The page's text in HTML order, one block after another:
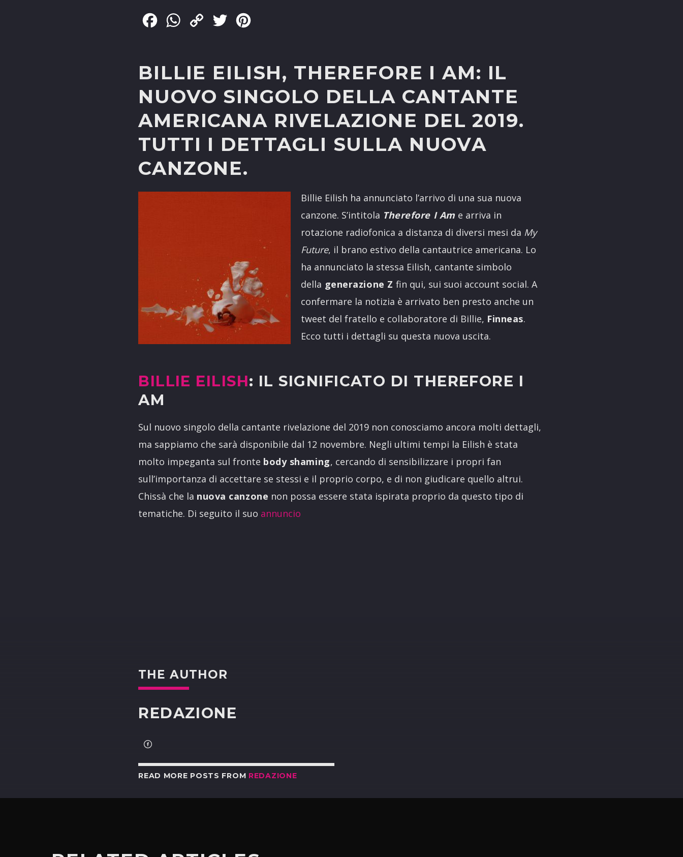
FacebookWhatsApp
Copy
Twitter
BILLIE EILISH, THEREFORE I AM: IL
NUOVO SINGOLO DELLA CANTANTE
AMERICANA RIVELAZIONE DEL 2019.
TUTTI I DETTAGLI SULLA NUOVA
CANZONE.
Billie Eilish ha annunciato l’arrivo di una sua nuova
canzone. S’intitola Therefore I Am e arriva in
rotazione radiofonica a distanza di diversi mesi da My
Future, il brano estivo della cantautrice americana. Lo
ha annunciato la stessa Eilish, cantante simbolo
della generazione Zfin qui, sui suoi account social. A
confermare la notizia è arrivato ben presto anche un
tweet del fratello e collaboratore di Billie, Finneas.
Ecco tutti i dettagli su questa nuova uscita.
BILLIE EILISH: IL SIGNIFICATO DI THEREFORE I
AM
Sul nuovo singolo della cantante rivelazione del 2019 non conosciamo ancora molti dettagli,
ma sappiamo che sarà disponibile dal 12 novembre. Negli ultimi tempi la Eilish è stata
molto impeganta sul fronte body shaming, cercando di sensibilizzare i propri fan
sull’importanza di accettare se stessi e il proprio corpo, e di non giudicare quello altrui.
Chissà che la nuova canzone non possa essere stata ispirata proprio da questo tipo di
tematiche. Di seguito il suo annuncio
THE AUTHOR
REDAZIONE
READ MORE POSTS FROM REDAZIONE